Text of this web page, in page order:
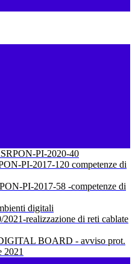
PI-2020-40
PI-2017-120 competenze di
PI-2017-58 -competenze di
digitali
realizzazione di reti cablate
BOARD - avviso prot.
2021